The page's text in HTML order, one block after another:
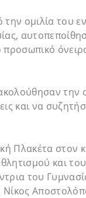
ομιλία του
την
και να
Πλακέτα στον
και
του
Νίκος